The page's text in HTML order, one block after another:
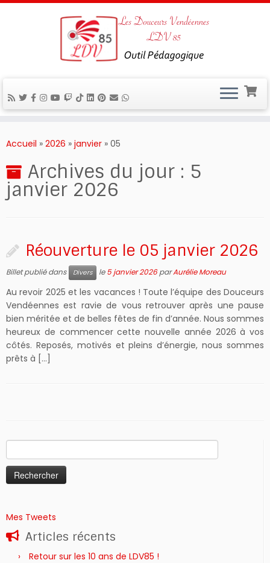
auAccueil » 2026 » janvier » 05
Archives du jour : 5
janvier 2026
Réouverture le 05 janvier 2026
Billet publié dans Divers le5 janvier 2026 parAurélie Moreau
Au revoir 2025 et les vacances ! Toute l’équipe des Douceurs
Vendéennes est ravie de vous retrouver après une pause
bien méritée et de belles fêtes de fin d’année. Nous sommes
heureux de commencer cette nouvelle année 2026 à vos
côtés. Reposés, motivés et pleins d’énergie, nous sommes
prêts à […]
Mes Tweets
Articles récents
Retour sur les 10 ans de LDV85 !